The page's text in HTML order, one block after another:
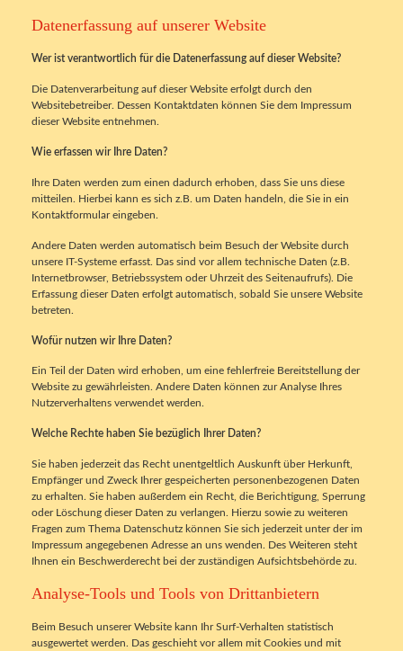
Datenerfassung auf unserer Website
Wer ist verantwortlich für die Datenerfassung auf dieser Website?
Die Datenverarbeitung auf dieser Website erfolgt durch den
Websitebetreiber. Dessen Kontaktdaten können Sie dem Impressum
dieser Website entnehmen.
Wie erfassen wir Ihre Daten?
Ihre Daten werden zum einen dadurch erhoben, dass Sie uns diese
mitteilen. Hierbei kann es sich z.B. um Daten handeln, die Sie in ein
Kontaktformular eingeben.
Andere Daten werden automatisch beim Besuch der Website durch
unsere IT-Systeme erfasst. Das sind vor allem technische Daten (z.B.
Internetbrowser, Betriebssystem oder Uhrzeit des Seitenaufrufs). Die
Erfassung dieser Daten erfolgt automatisch, sobald Sie unsere Website
betreten.
Wofür nutzen wir Ihre Daten?
Ein Teil der Daten wird erhoben, um eine fehlerfreie Bereitstellung der
Website zu gewährleisten. Andere Daten können zur Analyse Ihres
Nutzerverhaltens verwendet werden.
Welche Rechte haben Sie bezüglich Ihrer Daten?
Sie haben jederzeit das Recht unentgeltlich Auskunft über Herkunft,
Empfänger und Zweck Ihrer gespeicherten personenbezogenen Daten
zu erhalten. Sie haben außerdem ein Recht, die Berichtigung, Sperrung
oder Löschung dieser Daten zu verlangen. Hierzu sowie zu weiteren
Fragen zum Thema Datenschutz können Sie sich jederzeit unter der im
Impressum angegebenen Adresse an uns wenden. Des Weiteren steht
Ihnen ein Beschwerderecht bei der zuständigen Aufsichtsbehörde zu.
Analyse-Tools und Tools von Drittanbietern
Beim Besuch unserer Website kann Ihr Surf-Verhalten statistisch
ausgewertet werden. Das geschieht vor allem mit Cookies und mit